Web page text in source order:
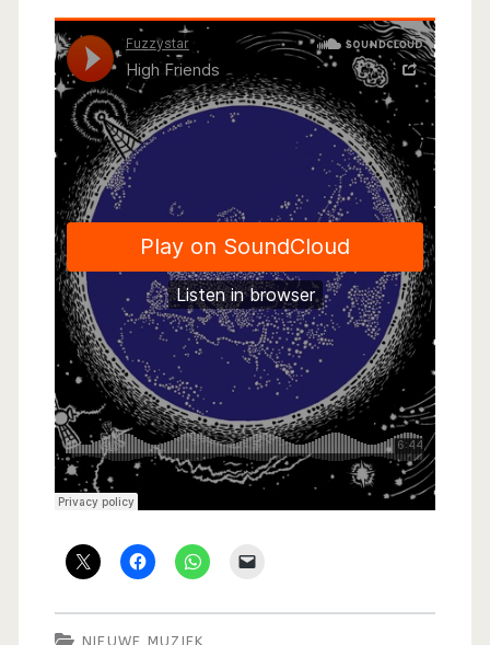
NIEUWE MUZIEK